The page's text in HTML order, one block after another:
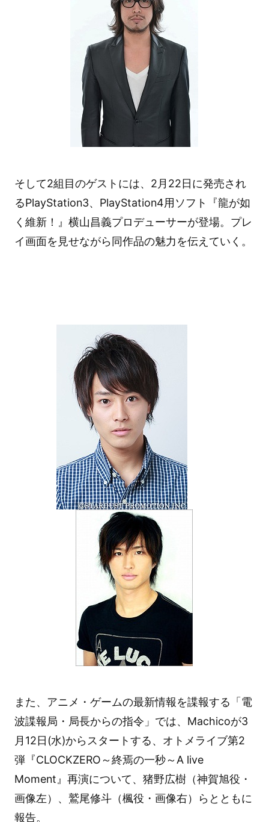
そして2組目のゲストには、2月22日に発売され
るPlayStation3、PlayStation4用ソフト『龍が如
く維新！』横山昌義プロデューサーが登場。プレ
イ画面を見せながら同作品の魅力を伝えていく。
また、アニメ・ゲームの最新情報を諜報する「電
波諜報局・局長からの指令」では、Machicoが3
月12日(水)からスタートする、オトメライブ第2
弾『CLOCKZERO～終焉の一秒～A live
Moment』再演について、猪野広樹（神賀旭役・
画像左）、鷲尾修斗（楓役・画像右）らとともに
報告。